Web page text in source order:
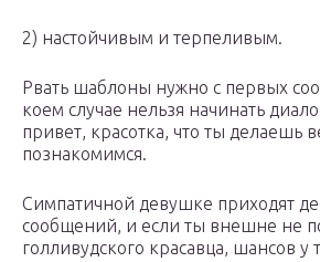
2) настойчивым и терпеливым.
Рвать шаблоны нужно с первых
коем случае нельзя начинать
привет, красотка, что ты делаешь
познакомимся.
Симпатичной девушке приходят
сообщений, и если ты внешне не
голливудского красавца, шансов у